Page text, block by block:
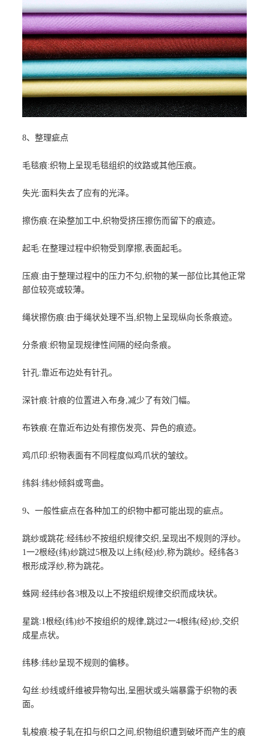
8、整理疵点
毛毯痕:织物上呈现毛毯组织的纹路或其他压痕。
失光:面料失去了应有的光泽。
擦伤痕:在染整加工中,织物受挤压擦伤而留下的痕迹。
起毛:在整理过程中织物受到摩擦,表面起毛。
压痕:由于整理过程中的压力不匀,织物的某一部位比其他正常
部位较亮或较薄。
绳状擦伤痕:由于绳状处理不当,织物上呈现纵向长条痕迹。
分条痕:织物呈现规律性间隔的经向条痕。
针孔:靠近布边处有针孔。
深针痕:针痕的位置进入布身,减少了有效门幅。
布铁痕:在靠近布边处有擦伤发亮、异色的痕迹。
鸡爪印:织物表面有不同程度似鸡爪状的皱纹。
纬斜:纬纱倾斜或弯曲。
9、一般性疵点在各种加工的织物中都可能出现的疵点。
跳纱或跳花:经纬纱不按组织规律交织,呈现出不规则的浮纱。
1一2根经(纬)纱跳过5根及以上纬(经)纱,称为跳纱。经纬各3
根形成浮纱,称为跳花。
蛛网:经纬纱各3根及以上不按组织规律交织而成块状。
星跳:1根经(纬)纱不按组织的规律,跳过2一4根纬(经)纱,交织
成星点状。
纬移:纬纱呈现不规则的偏移。
勾丝:纱线或纤维被异物勾出,呈圈状或头端暴露于织物的表
面。
轧梭痕:梭子轧在扣与织口之间,织物组织遭到破坏而产生的痕